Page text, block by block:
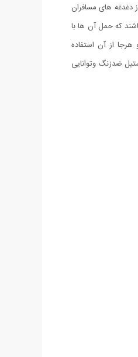
دغدغه های مسافران
که حمل آن ها با
زمان و هرجا از آن استفاده
لیوان دار لاکچری برای بهترینها و همچنین هدیه ای بی همتا و بسیار زیبا دارای بسته بندی شیک ساخته شده از جنس استنلس استیل دارای ساختار داخلی 5 لایه 304 استیل ضدزنگ وتوانایی